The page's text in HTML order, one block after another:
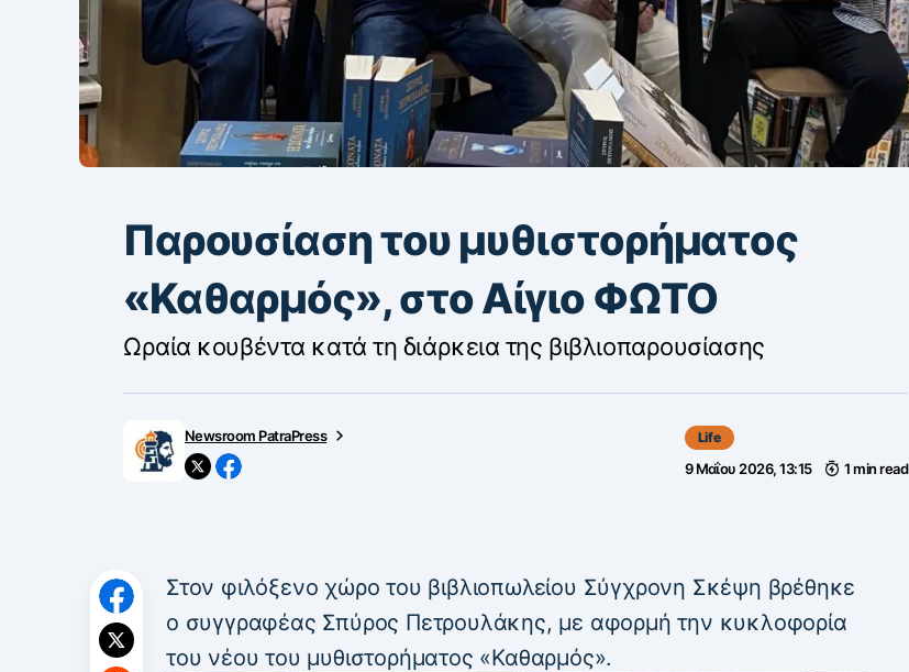
Παρουσίαση του μυθιστορήματος
«Καθαρμός», στο Αίγιο ΦΩΤΟ
Ωραία κουβέντα κατά τη διάρκεια της βιβλιοπαρουσίασης
Newsroom PatraPress Life
9 Μαΐου 2026, 13:15 1 min read
Στον φιλόξενο χώρο του βιβλιοπωλείου Σύγχρονη Σκέψη βρέθηκε
ο συγγραφέας Σπύρος Πετρουλάκης, με αφορμή την κυκλοφορία
του νέου του μυθιστορήματος «Καθαρμός».